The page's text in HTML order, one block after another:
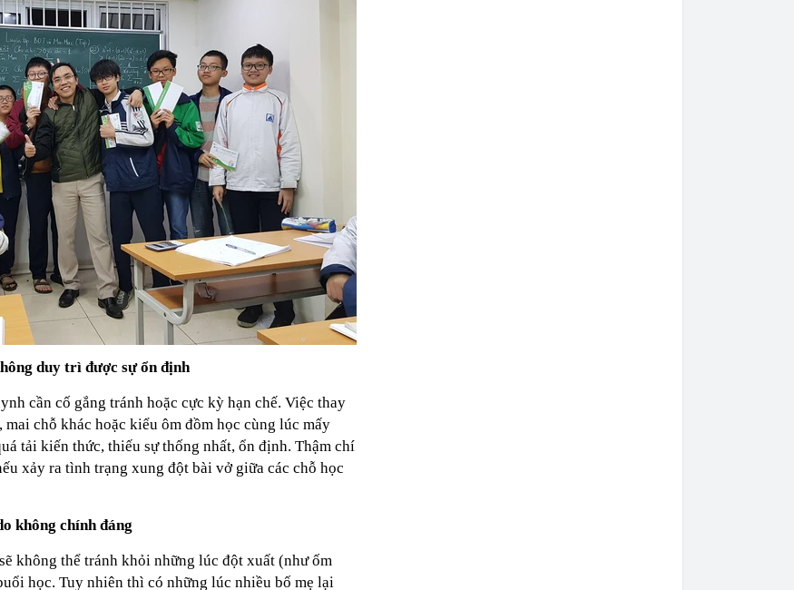
duy trì được sự ổn định
cần cố gắng tránh hoặc cực kỳ hạn chế. Việc thay
chỗ khác hoặc kiểu ôm đồm học cùng lúc mấy
tải kiến thức, thiếu sự thống nhất, ổn định. Thậm chí
xảy ra tình trạng xung đột bài vở giữa các chỗ học
không chính đáng
không thể tránh khỏi những lúc đột xuất (như ốm
học. Tuy nhiên thì có những lúc nhiều bố mẹ lại